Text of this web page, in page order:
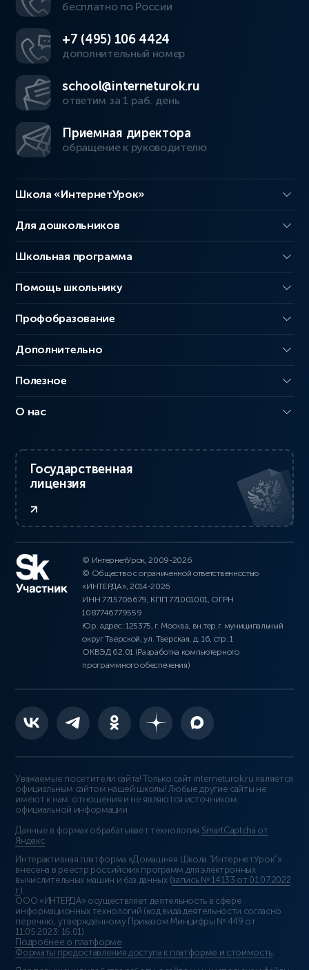
бесплатно по России
+7 (495) 106 4424
дополнительный номер
school@interneturok.ru
ответим за 1 раб. день
Приемная директора
обращение к руководителю
Школа «ИнтернетУрок»
Для дошкольников
Школьная программа
Помощь школьнику
Профобразование
Дополнительно
Полезное
О нас
Государственная
лицензия
© ИнтернетУрок, 2009-2026
© Общество с ограниченной ответственностью
«ИНТЕРДА», 2014-2026
ИНН 7715706679, КПП 771001001, ОГРН
1087746779559
Юр. адрес: 125375, г. Москва, вн.тер.г. муниципальный
округ Тверской, ул. Тверская, д. 16, стр. 1
ОКВЭД 62.01 (Разработка компьютерного
программного обеспечения)
Уважаемые посетители сайта! Только сайт interneturok.ru является
официальным сайтом нашей школы! Любые другие сайты не
имеют к нам отношения и не являются источником
официальной информации.
Данные в формах обрабатывает технология SmartCaptcha от
Яндекс
Интерактивная платформа «Домашняя Школа “ИнтернетУрок”»
внесена в реестр российских программ для электронных
вычислительных машин и баз данных (запись № 14133 от 01.07.2022
г.).
ООО «ИНТЕРДА» осуществляет деятельность в сфере
информационных технологий (код вида деятельности согласно
перечню, утверждённому Приказом Минцифры № 449 от
11.05.2023: 16.01)
Подробнее о платформе.
Форматы предоставления доступа к платформе и стоимость.